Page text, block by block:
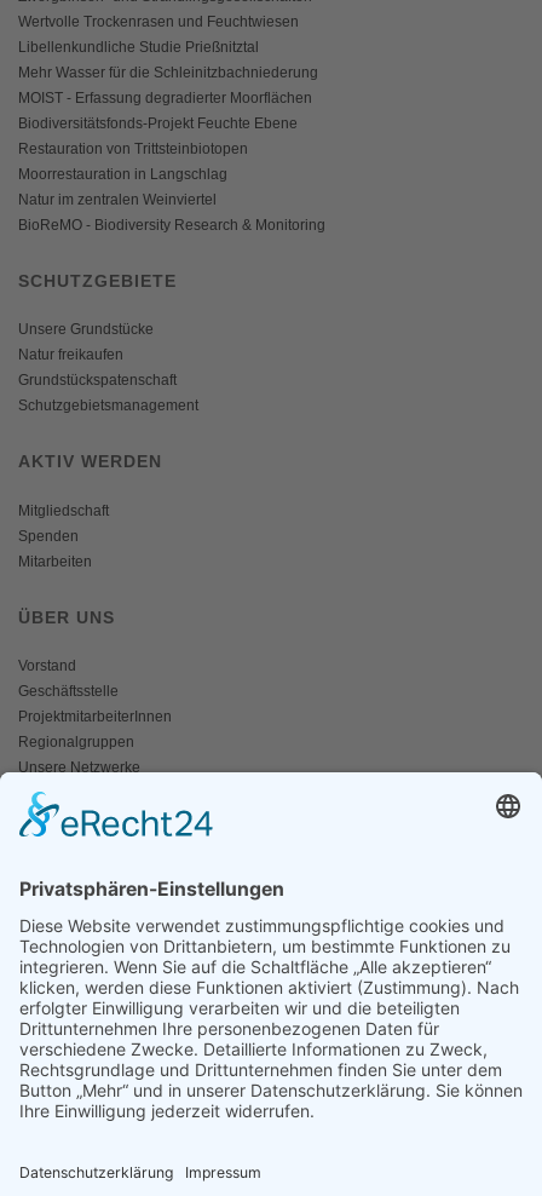
Wertvolle Trockenrasen und Feuchtwiesen
Libellenkundliche Studie Prießnitztal
Mehr Wasser für die Schleinitzbachniederung
MOIST - Erfassung degradierter Moorflächen
Biodiversitätsfonds-Projekt Feuchte Ebene
Restauration von Trittsteinbiotopen
Moorrestauration in Langschlag
Natur im zentralen Weinviertel
BioReMO - Biodiversity Research & Monitoring
SCHUTZGEBIETE
Unsere Grundstücke
Natur freikaufen
Grundstückspatenschaft
Schutzgebietsmanagement
AKTIV WERDEN
Mitgliedschaft
Spenden
Mitarbeiten
ÜBER UNS
Vorstand
Geschäftsstelle
ProjektmitarbeiterInnen
Regionalgruppen
Unsere Netzwerke
Historisches
Impressum/Kontakt
Naturschutz bunt
Broschüren und Folder
Presseaussendungen
Newsletter
Fotos und Videos
ANWALT DER NATUR
Erneuerbare Energien